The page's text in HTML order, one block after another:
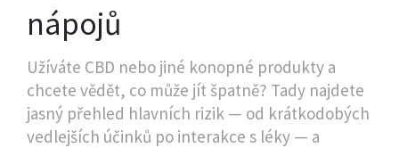
nápojů
Užíváte CBD nebo jiné konopné produkty a
chcete vědět, co může jít špatně? Tady najdete
jasný přehled hlavních rizik — od krátkodobých
vedlejších účinků po interakce s léky — a